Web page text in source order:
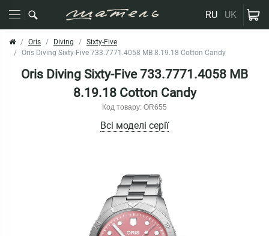
RU UK
Oris Diving
Sixty-Five
Oris Diving Sixty-Five 733.7771.4058 MB 8.19.18 Cotton Candy
Oris Diving Sixty-Five 733.7771.4058 MB
8.19.18 Cotton Candy
Код товару: OR655
Всі моделі серії